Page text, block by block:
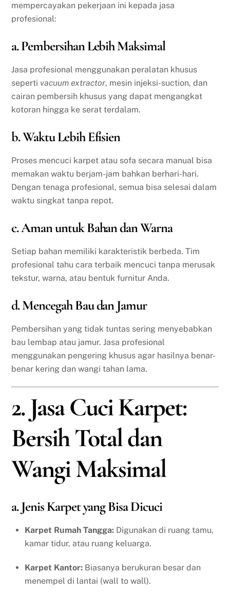
mempercayakan pekerjaan ini kepada jasa
profesional:
a. Pembersihan Lebih Maksimal
Jasa profesional menggunakan peralatan khusus
seperti vacuum extractor, mesin injeksi-suction, dan
cairan pembersih khusus yang dapat mengangkat
kotoran hingga ke serat terdalam.
b. Waktu Lebih Efisien
Proses mencuci karpet atau sofa secara manual bisa
memakan waktu berjam-jam bahkan berhari-hari.
Dengan tenaga profesional, semua bisa selesai dalam
waktu singkat tanpa repot.
c. Aman untuk Bahan dan Warna
Setiap bahan memiliki karakteristik berbeda. Tim
profesional tahu cara terbaik mencuci tanpa merusak
tekstur, warna, atau bentuk furnitur Anda.
d. Mencegah Bau dan Jamur
Pembersihan yang tidak tuntas sering menyebabkan
bau lembap atau jamur. Jasa profesional
menggunakan pengering khusus agar hasilnya benar-
benar kering dan wangi tahan lama.
2. Jasa Cuci Karpet:
Bersih Total dan
Wangi Maksimal
a. Jenis Karpet yang Bisa Dicuci
Karpet Rumah Tangga: Digunakan di ruang tamu,
kamar tidur, atau ruang keluarga.
Karpet Kantor: Biasanya berukuran besar dan
menempel di lantai (wall to wall).